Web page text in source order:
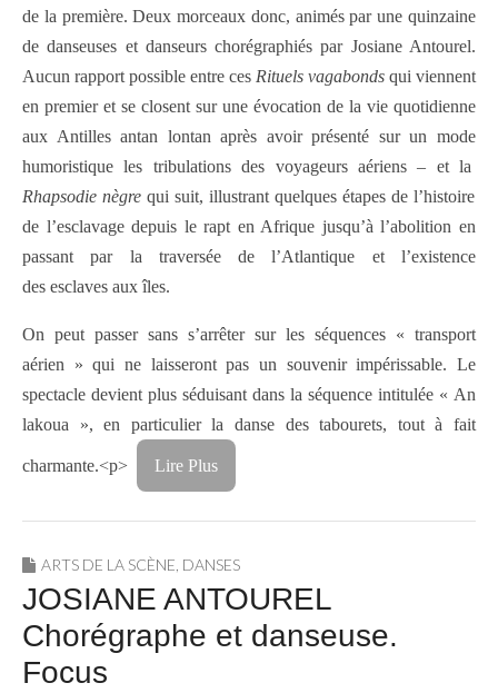
de la première. Deux morceaux donc, animés par une quinzaine
de danseuses et danseurs chorégraphiés par Josiane Antourel.
Aucun rapport possible entre ces Rituels vagabonds qui viennent
en premier et se closent sur une évocation de la vie quotidienne
aux Antilles antan lontan après avoir présenté sur un mode
humoristique les tribulations des voyageurs aériens – et la
Rhapsodie nègre qui suit, illustrant quelques étapes de l’histoire
de l’esclavage depuis le rapt en Afrique jusqu’à l’abolition en
passant par la traversée de l’Atlantique et l’existence
des esclaves aux îles.
On peut passer sans s’arrêter sur les séquences « transport
aérien » qui ne laisseront pas un souvenir impérissable. Le
spectacle devient plus séduisant dans la séquence intitulée « An
lakoua », en particulier la danse des tabourets, tout à fait
charmante.<p> Lire Plus
ARTS DE LA SCÈNE DANSES
JOSIANE ANTOUREL
Chorégraphe et danseuse.
Focus